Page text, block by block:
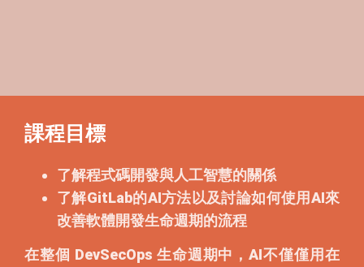
課程目標
了解程式碼開發與人工智慧的關係
了解GitLab的AI方法以及討論如何使用AI來
改善軟體開發生命週期的流程
在整個 DevSecOps 生命週期中，AI不僅僅用在